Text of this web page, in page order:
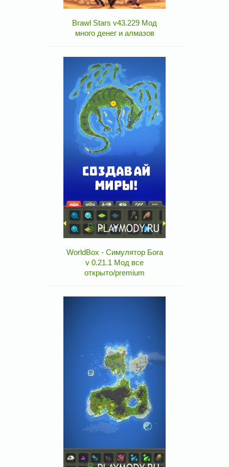
Brawl Stars v43.229 Мод
много денег и алмазов
WorldBox - Симулятор Бога
v 0.21.1 Мод все
открыто/premium